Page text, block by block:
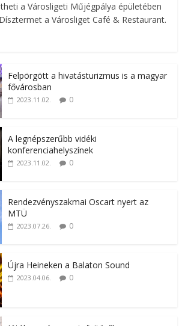
a Városligeti Műjégpálya épületében
a Városliget Café & Restaurant.
Felpörgött a hivatásturizmus is a magyar
fővárosban
2023.11.02. 0
A legnépszerűbb vidéki
konferenciahelyszínek
2023.11.02. 0
Rendezvényszakmai Oscart nyert az
MTÜ
2023.07.26. 0
Újra Heineken a Balaton Sound
2023.04.06. 0